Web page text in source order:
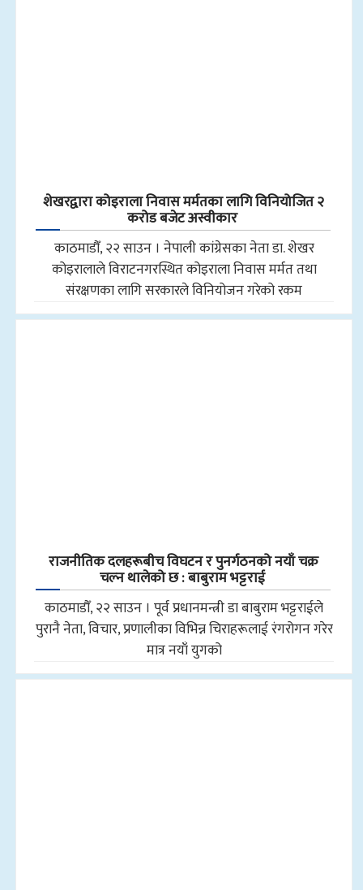
शेखरद्वारा कोइराला निवास मर्मतका लागि विनियोजित २
करोड बजेट अस्वीकार
काठमाडौँ, २२ साउन । नेपाली कांग्रेसका नेता डा. शेखर
कोइरालाले विराटनगरस्थित कोइराला निवास मर्मत तथा
संरक्षणका लागि सरकारले विनियोजन गरेको रकम
राजनीतिक दलहरूबीच विघटन र पुनर्गठनको नयाँ चक्र
चल्न थालेको छ : बाबुराम भट्टराई
काठमाडौँ, २२ साउन । पूर्व प्रधानमन्त्री डा बाबुराम भट्टराईले
पुरानै नेता, विचार, प्रणालीका विभिन्न चिराहरूलाई रंगरोगन गरेर
मात्र नयाँ युगको